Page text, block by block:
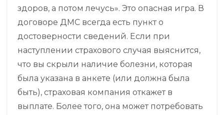
здоров, а потом лечусь». Это опасная игра. В
договоре ДМС всегда есть пункт о
достоверности сведений. Если при
наступлении страхового случая выяснится,
что вы скрыли наличие болезни, которая
была указана в анкете (или должна была
быть), страховая компания откажет в
выплате. Более того, она может потребовать